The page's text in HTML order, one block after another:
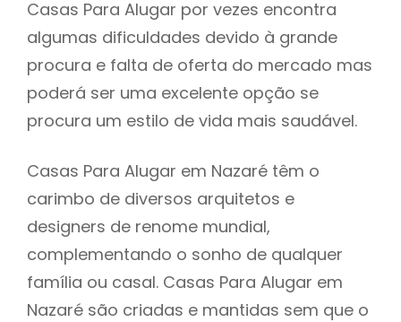
Casas Para Alugar por vezes encontra
algumas dificuldades devido à grande
procura e falta de oferta do mercado mas
poderá ser uma excelente opção se
procura um estilo de vida mais saudável.
Casas Para Alugar em Nazaré têm o
carimbo de diversos arquitetos e
designers de renome mundial,
complementando o sonho de qualquer
família ou casal. Casas Para Alugar em
Nazaré são criadas e mantidas sem que o